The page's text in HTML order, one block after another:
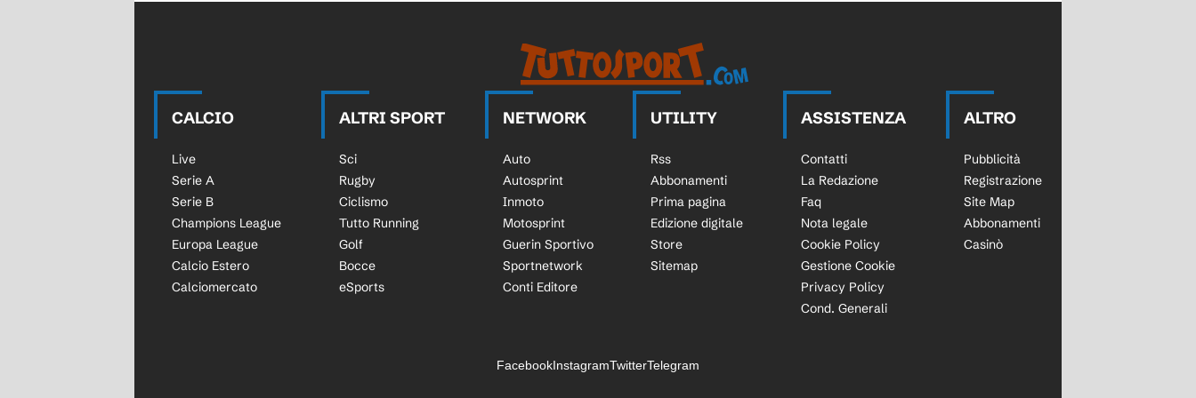
CALCIO
Live
Serie A
Serie B
Champions League
Europa League
Calcio Estero
Calciomercato
ALTRI SPORT
Sci
Rugby
Ciclismo
Tutto Running
Golf
Bocce
eSports
NETWORK
Auto
Autosprint
Inmoto
Motosprint
Guerin Sportivo
Sportnetwork
Conti Editore
UTILITY
Rss
Abbonamenti
Prima pagina
Edizione digitale
Store
Sitemap
ASSISTENZA
Contatti
La Redazione
Faq
Nota legale
Cookie Policy
Gestione Cookie
Privacy Policy
Cond. Generali
ALTRO
Pubblicità
Registrazione
Site Map
Abbonamenti
Casinò
FacebookInstagramTwitterTelegram